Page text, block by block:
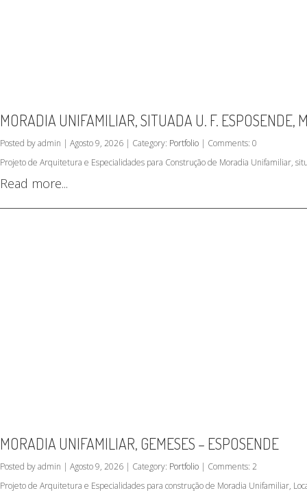
MORADIA UNIFAMILIAR, SITUADA U. F. ESPOSENDE,
Posted by admin | Agosto 9, 2026 | Category: Portfolio | Comments: 0
Projeto de Arquitetura e Especialidades para Construção de Moradia Unifamiliar,
Read more...
MORADIA UNIFAMILIAR, GEMESES – ESPOSENDE
Posted by admin | Agosto 9, 2026 | Category: Portfolio | Comments: 2
Projeto de Arquitetura e Especialidades para construção de Moradia Unifamiliar,